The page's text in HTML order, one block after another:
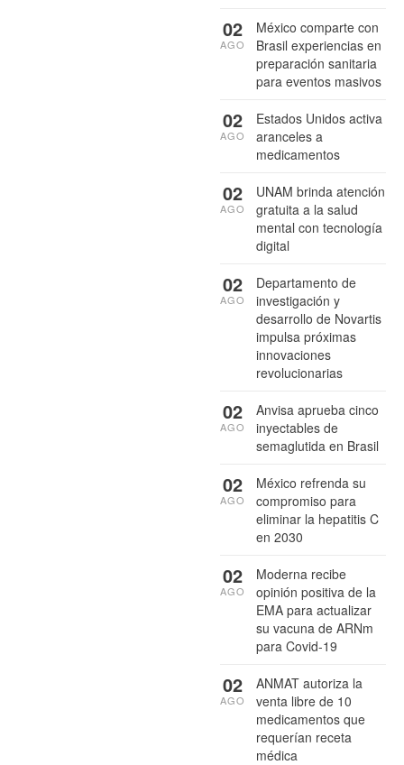
México comparte con
Brasil experiencias en
preparación sanitaria
para eventos masivos
02
AGO
Estados Unidos activa
aranceles a
medicamentos
02
AGO
UNAM brinda atención
gratuita a la salud
mental con tecnología
digital
02
AGO
Departamento de
investigación y
desarrollo de Novartis
impulsa próximas
innovaciones
revolucionarias
02
AGO
Anvisa aprueba cinco
inyectables de
semaglutida en Brasil
02
AGO
México refrenda su
compromiso para
eliminar la hepatitis C
en 2030
02
AGO
Moderna recibe
opinión positiva de la
EMA para actualizar
su vacuna de ARNm
para Covid-19
02
AGO
ANMAT autoriza la
venta libre de 10
medicamentos que
requerían receta
médica
02
AGO